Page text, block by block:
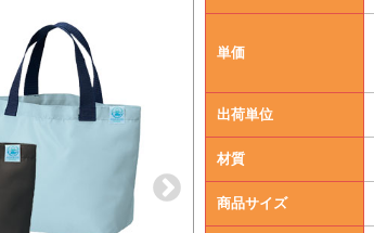
単価
出荷単位
材質
商品サイズ